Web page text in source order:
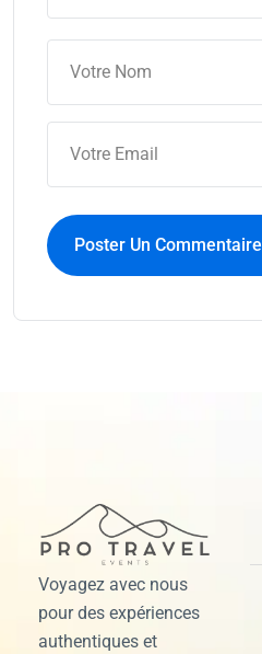
Poster Un Commentaire
Voyagez avec nous
pour des expériences
authentiques et